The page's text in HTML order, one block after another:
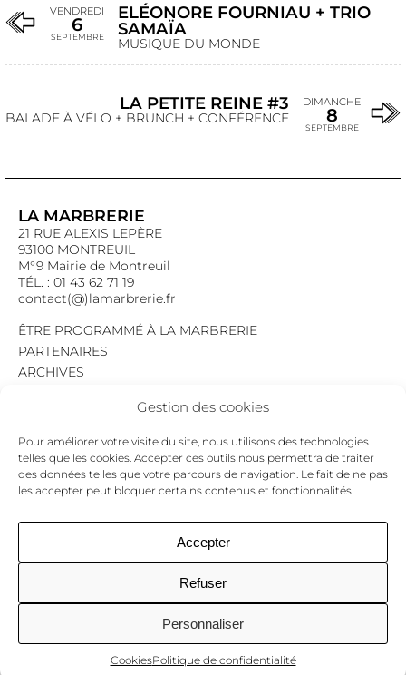
Gestion des cookies
Pour améliorer votre visite du site, nous utilisons des technologies
telles que les cookies. Accepter ces outils nous permettra de traiter
des données telles que votre parcours de navigation. Le fait de ne pas
les accepter peut bloquer certains contenus et fonctionnalités.
Accepter
Refuser
Personnaliser
CookiesPolitique de confidentialité
VENDREDI
6
SEPTEMBRE
ELÉONORE FOURNIAU + TRIO
SAMAÏA
MUSIQUE DU MONDE
LA PETITE REINE #3
BALADE À VÉLO + BRUNCH + CONFÉRENCE
DIMANCHE
8
SEPTEMBRE
LA MARBRERIE
21 RUE ALEXIS LEPÈRE
93100 MONTREUIL
M°9 Mairie de Montreuil
TÉL. : 01 43 62 71 19
contact(@)lamarbrerie.fr
ÊTRE PROGRAMMÉ À LA MARBRERIE
PARTENAIRES
ARCHIVES
MENTIONS LÉGALES
POLITIQUE DE CONFIDENTIALITÉ
COOKIES
NEWSLETTER
pour ne jamais passer à côté d’un événement.